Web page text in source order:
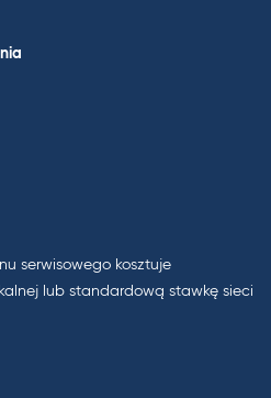
serwisowego kosztuje
lub standardową stawkę sieci